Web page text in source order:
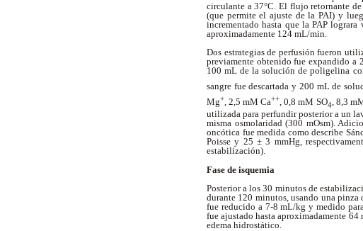
circulante a 37°C. El flujo retornante
(que permite el ajuste de la PAI) y
incrementado hasta que la PAP
aproximadamente 124 mL/min.
Dos estrategias de perfusión fueron
previamente obtenido fue expandido a
100 mL de la solución de poligelina
sangre fue descartada y 200 mL de
Mg+ , 2,5 mM Ca++ , 0,8 mM SO4 , 8,3
utilizada para perfundir posterior a un
misma osmolaridad (300 mOsm).
oncótica fue medida como describe
Poisse y 25 ± 3 mmHg,
estabilización).
Fase de isquemia
Posterior a los 30 minutos de
durante 120 minutos, usando una
fue reducido a 7-8 mL/kg y medido
fue ajustado hasta aproximadamente
edema hidrostático.